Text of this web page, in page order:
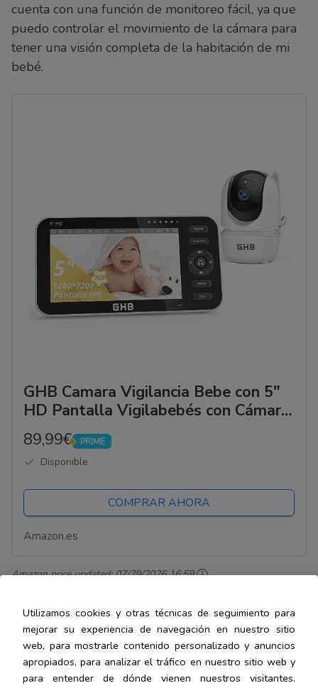
cuenta con una función de monitoreo fácil, ya que
puedo controlar el movimiento de la cámara para
tener una visión completa de la habitación de mi
bebé.
GHB Camara Vigilancia Bebe con 5"
HD Pantalla Vigilabebés con Cámara
Batería de 4000mAh Soporta 4
Cámaras, Pantalla Dividida, 4×Zoom,
Visión Nocturna,...
89,99€ PRIME
PRIME
Disponible
COMPRAR AHORA
Amazon.es
Amazon price updated:07/29/2026 16:59
Pros:
Pantalla HD de 5 pulgadas.
Utilizamos cookies y otras técnicas de seguimiento para
mejorar su experiencia de navegación en nuestro sitio
web, para mostrarle contenido personalizado y anuncios
apropiados, para analizar el tráfico en nuestro sitio web y
para entender de dónde vienen nuestros visitantes.